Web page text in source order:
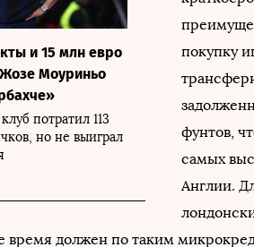
и 15 млн евро
Моуриньо
потратил 113
но не выиграл
покупку
фунтов,
самых
Англии.
время должен по таким